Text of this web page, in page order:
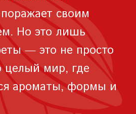
своим
Но это лишь
— это не просто
целый мир, где
ароматы, формы и